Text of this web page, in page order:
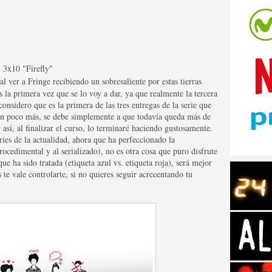
de Amazon
de Series de
3x10 "Firefly"
ver a Fringe recibiendo un sobresaliente por estas tierras
primera vez que se lo voy a dar, ya que realmente la tercera
que es la primera de las tres entregas de la serie que
más, se debe simplemente a que todavía queda más de
al finalizar el curso, lo terminaré haciendo gustosamente.
de la actualidad, ahora que ha perfeccionado la
y al serializado), no es otra cosa que puro disfrute
ha sido tratada (etiqueta azul vs. etiqueta roja), será mejor
vale controlarte, si no quieres seguir acrecentando tu